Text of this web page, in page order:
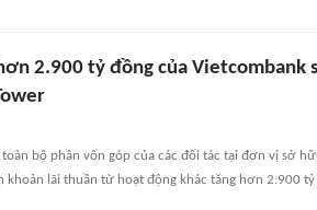
2.900 tỷ đồng của Vietcombank
bộ phần vốn góp của các đối tác tại đơn vị sở
khoản lãi thuần từ hoạt động khác tăng hơn 2.900